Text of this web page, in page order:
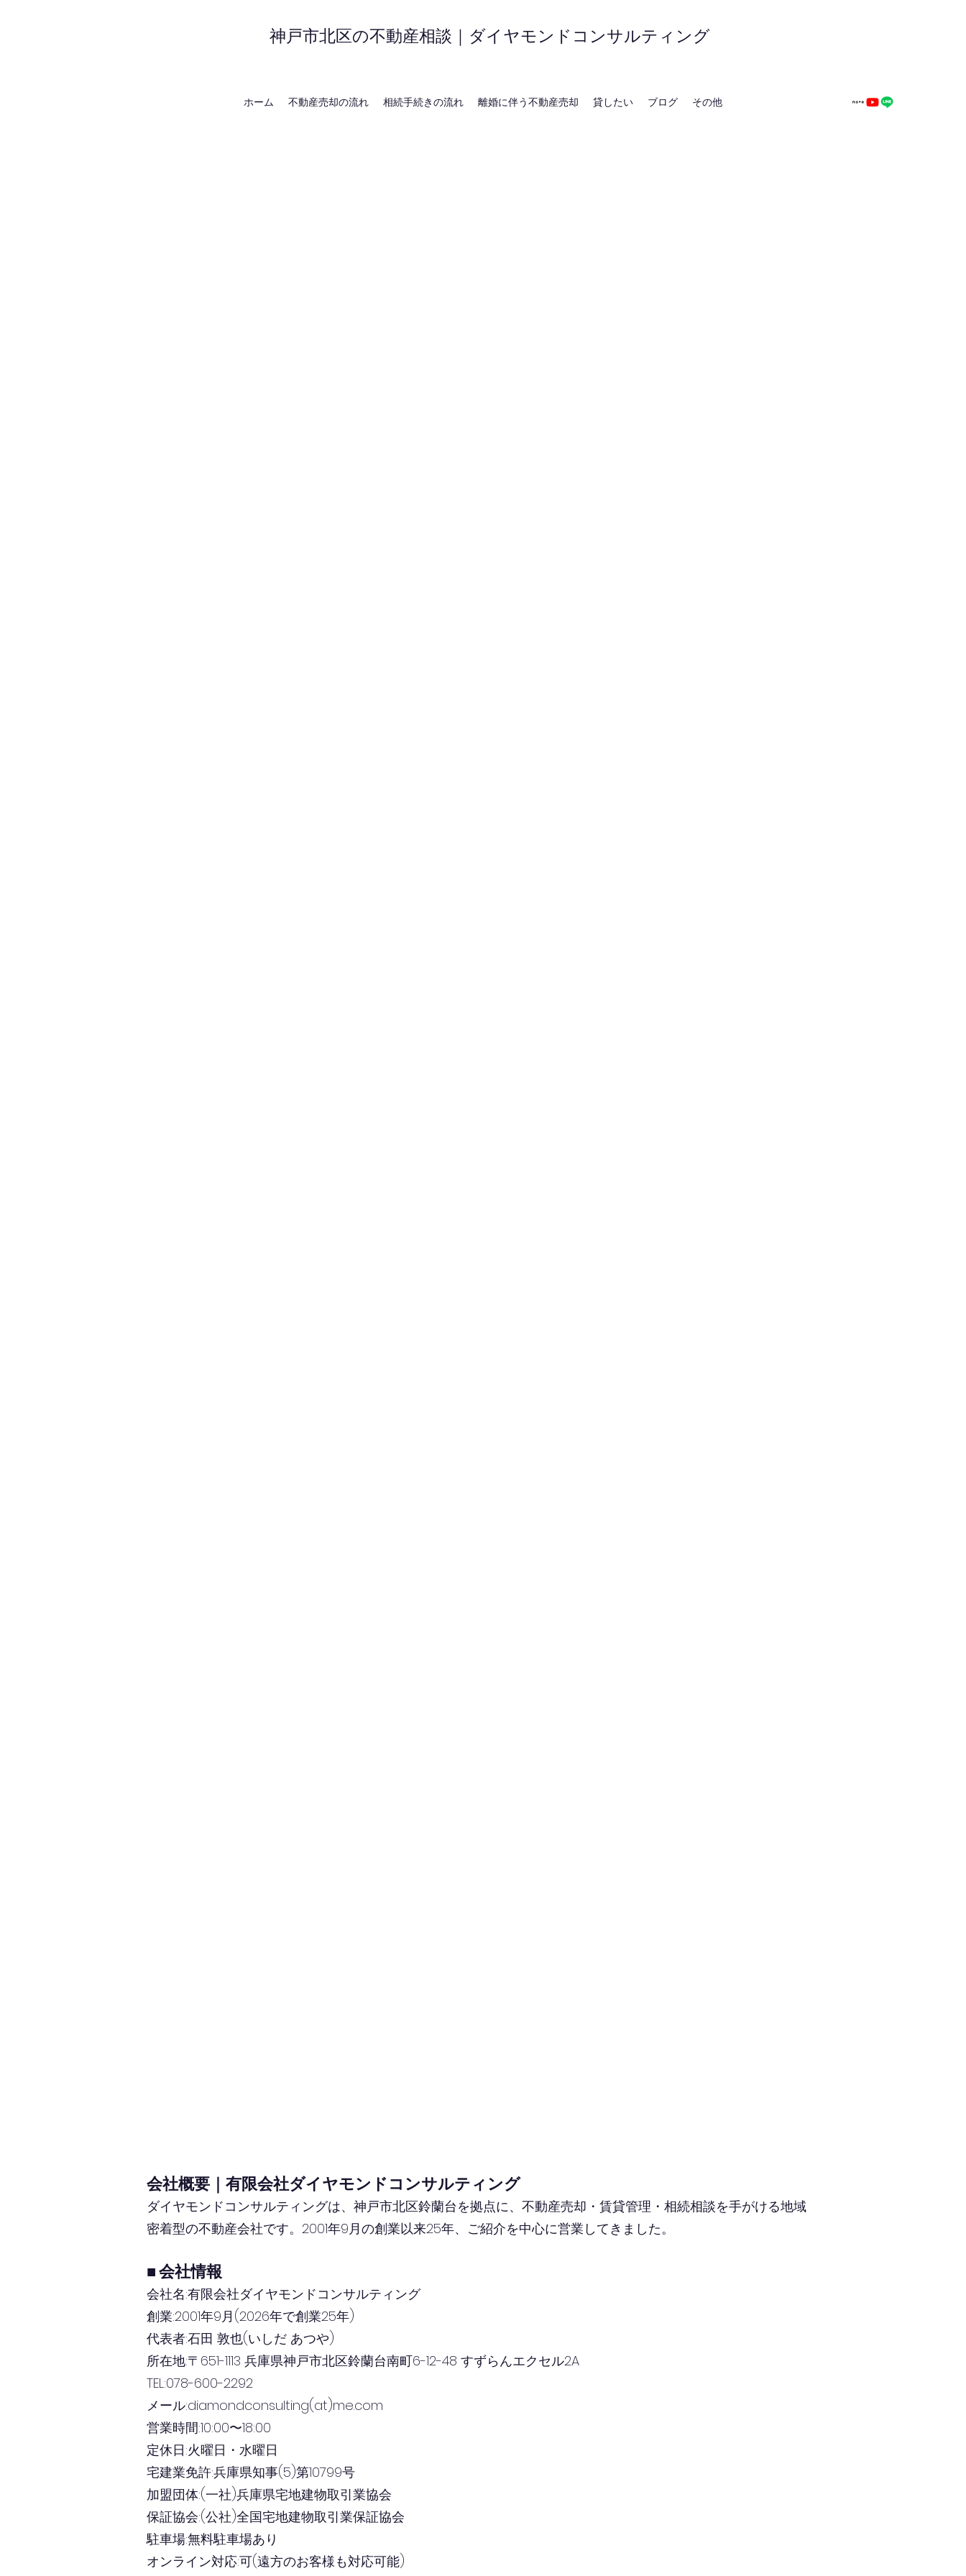
神戸市北区の不動産相談｜ダイヤモンドコンサルティング
ホーム 不動産売却の流れ 相続手続きの流れ 離婚に伴う不動産売却 貸したい ブログ その他
会社概要｜有限会社ダイヤモンドコンサルティング
ダイヤモンドコンサルティングは、神戸市北区鈴蘭台を拠点に、不動産売却・賃貸管理・相続相談を手がける地域
密着型の不動産会社です。2001年9月の創業以来25年、ご紹介を中心に営業してきました。
■ 会社情報
会社名:有限会社ダイヤモンドコンサルティング
創業:2001年9月(2026年で創業25年)
代表者:石田 敦也(いしだ あつや)
所在地:〒651-1113 兵庫県神戸市北区鈴蘭台南町6-12-48 すずらんエクセル2A
TEL:078-600-2292
メール:diamondconsulting(at)me.com
営業時間:10:00〜18:00
定休日:火曜日・水曜日
宅建業免許:兵庫県知事(5)第10799号
加盟団体:(一社)兵庫県宅地建物取引業協会
保証協会:(公社)全国宅地建物取引業保証協会
駐車場:無料駐車場あり
オンライン対応:可(遠方のお客様も対応可能)